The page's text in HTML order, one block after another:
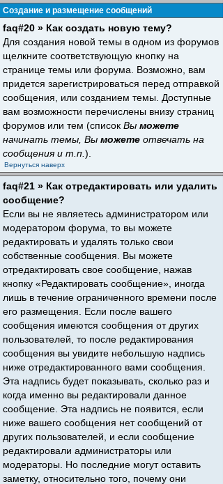
Создание и размещение сообщений
faq#20 » Как создать новую тему?
Для создания новой темы в одном из форумов
щелкните соответствующую кнопку на
странице темы или форума. Возможно, вам
придется зарегистрироваться перед отправкой
сообщения, или созданием темы. Доступные
вам возможности перечислены внизу страниц
форумов или тем (список Вы можете
начинать темы, Вы можете отвечать на
сообщения и т.п. ).
Вернуться наверх
faq#21 » Как отредактировать или удалить
сообщение?
Если вы не являетесь администратором или
модератором форума, то вы можете
редактировать и удалять только свои
собственные сообщения. Вы можете
отредактировать свое сообщение, нажав
кнопку «Редактировать сообщение», иногда
лишь в течение ограниченного времени после
его размещения. Если после вашего
сообщения имеются сообщения от других
пользователей, то после редактирования
сообщения вы увидите небольшую надпись
ниже отредактированного вами сообщения.
Эта надпись будет показывать, сколько раз и
когда именно вы редактировали данное
сообщение. Эта надпись не появится, если
ниже вашего сообщения нет сообщений от
других пользователей, и если сообщение
редактировали администраторы или
модераторы. Но последние могут оставить
заметку, относительно того, почему они